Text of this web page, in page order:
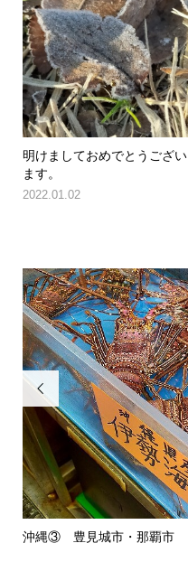
明けましておめでとうござい
ます。
2022.01.02

沖縄③ 豊見城市・那覇市